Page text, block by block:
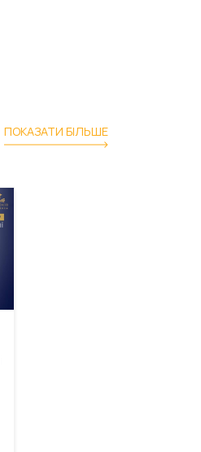
ПОКАЗАТИ БІЛЬШЕ